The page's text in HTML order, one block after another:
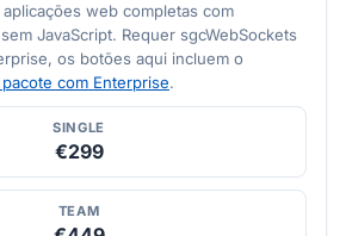
web completas com
JavaScript. Requer sgcWebSockets
os botões aqui incluem o
com Enterprise.
SINGLE
€299
TEAM